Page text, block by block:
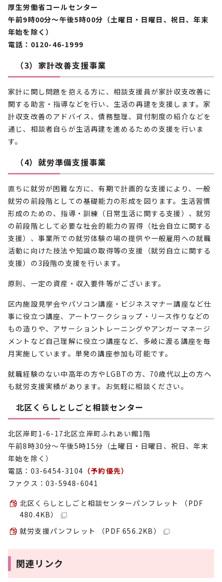
厚生労働省コールセンター
午前9時00分～午後5時00分（土曜日・日曜日、祝日、年末
年始を除く）
電話：0120-46-1999
（3）家計改善支援事業
家計に関し問題を抱える方に、相談支援員が家計収支改善に
関する助言・指導などを行い、生活の再建を支援します。家
計収支改善のアドバイス、債務整理、貸付制度の紹介などを
通じ、相談者自らが生活再建を進めるための支援を行いま
す。
（4）就労準備支援事業
直ちに就労が困難な方に、有期で計画的な支援により、一般
就労の前段階としての基礎能力の形成を図ります。生活習慣
形成のための、指導・訓練（日常生活に関する支援）、就労
の前段階として必要な社会的能力の習得（社会自立に関する
支援）、事業所での就労体験の場の提供や一般雇用への就職
活動に向けた技法や知識の取得等の支援（就労自立に関する
支援）の3段階の支援を行います。
原則、一定の資産・収入要件等がございます。
区内施設見学会やパソコン講座・ビジネスマナー講座など仕
事に役立つ講座、アートワークショップ・リース作りなどの
もの造りや、アサーショントレーニングやアンガーマネージ
メントなど自己理解に役立つ講座など、多岐に渡る講座を毎
月実施しています。単発の講座参加も可能です。
就職経験のない中高年の方やLGBTの方、70歳代以上の方へ
も就労支援実績があります。お気軽に相談ください。
北区くらしとしごと相談センター
北区岸町1-6-17北区立岸町ふれあい館1階
午前8時30分～午後5時15分（土曜日・日曜日、祝日、年末
年始を除く）
電話：03-6454-3104 （予約優先）
ファクス：03-5948-6041
北区くらしとしごと相談センターパンフレット （PDF
480.4KB）
就労支援パンフレット （PDF 656.2KB）
関連リンク